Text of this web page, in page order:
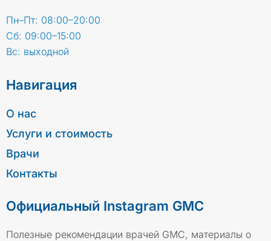
Пн–Пт: 08:00–20:00
Сб: 09:00–15:00
Вс: выходной
Навигация
О нас
Услуги и стоимость
Врачи
Контакты
Официальный Instagram GMC
Полезные рекомендации врачей GMC, материалы о